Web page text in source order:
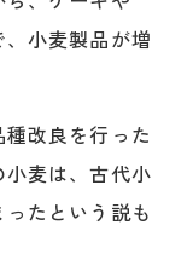
小麦製品が増
改良を行った
麦は、古代小
たという説も